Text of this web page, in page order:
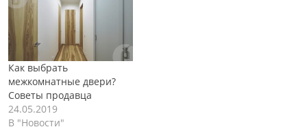
Как выбрать
межкомнатные двери?
Советы продавца
24.05.2019
В "Новости"